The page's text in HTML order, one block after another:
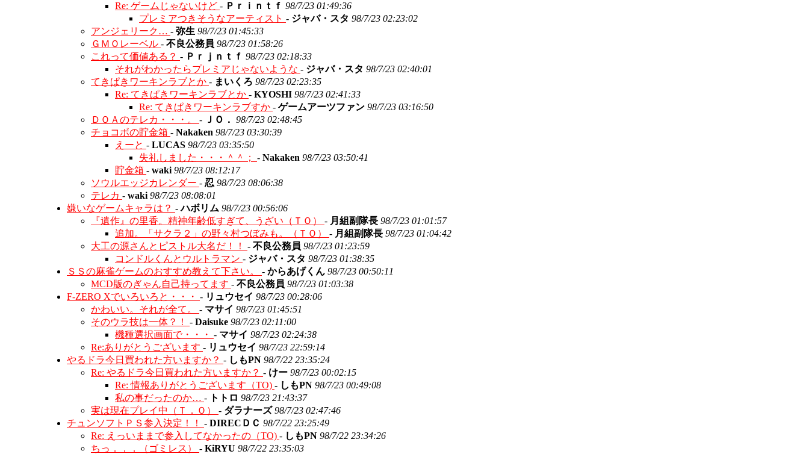
Re: ゲームじゃないけど - Ｐｒｉｎｔｆ 98/7/23 01:49:36
プレミアつきそうなアーティスト - ジャバ・スタ 98/7/23 02:23:02
アンジェリーク… - 弥生 98/7/23 01:45:33
ＧＭＯレーベル - 不良公務員 98/7/23 01:58:26
これって価値ある？ - Ｐｒｊｎｔｆ 98/7/23 02:18:33
それがわかったらプレミアじゃないような - ジャバ・スタ 98/7/23 02:40:01
てきぱきワーキンラブとか - まいくろ 98/7/23 02:23:35
Re: てきぱきワーキンラブとか - KYOSHI 98/7/23 02:41:33
Re: てきぱきワーキンラブすか - ゲームアーツファン 98/7/23 03:16:50
ＤＯＡのテレカ・・・。 - ＪＯ． 98/7/23 02:48:45
チョコボの貯金箱 - Nakaken 98/7/23 03:30:39
えーと - LUCAS 98/7/23 03:35:50
失礼しました・・・＾＾； - Nakaken 98/7/23 03:50:41
貯金箱 - waki 98/7/23 08:12:17
ソウルエッジカレンダー - 忍 98/7/23 08:06:38
テレカ - waki 98/7/23 08:08:01
嫌いなゲームキャラは？ -ハボリム 98/7/23 00:56:06
『遺作』の里香。精神年齢低すぎて、うざい（ＴＯ） - 月組副隊長 98/7/23 01:01:57
追加。「サクラ２」の野々村つぼみも。（ＴＯ） - 月組副隊長 98/7/23 01:04:42
大工の源さんとピストル大名だ！！ - 不良公務員 98/7/23 01:23:59
コンドルくんとウルトラマン - ジャバ・スタ 98/7/23 01:38:35
ＳＳの麻雀ゲームのおすすめ教えて下さい。 - からあげくん 98/7/23 00:50:11
MCD版のぎゃん自己持ってます - 不良公務員 98/7/23 01:03:38
F-ZERO Xでいろいろと・・・ - リュウセイ 98/7/23 00:28:06
かわいい。それが全て。 - マサイ 98/7/23 01:45:51
そのウラ技は一体？！ - Daisuke 98/7/23 02:11:00
機種選択画面で・・・ - マサイ 98/7/23 02:24:38
Re:ありがとうございます - リュウセイ 98/7/23 22:59:14
やるドラ今日買われた方いますか？ - しもPN 98/7/22 23:35:24
Re: やるドラ今日買われた方いますか？ - けー 98/7/23 00:02:15
Re: 情報ありがとうございます（TO) - しもPN 98/7/23 00:49:08
私の事だったのか… - トトロ 98/7/23 21:43:37
実は現在プレイ中（Ｔ．Ｏ） - ダラナーズ98/7/23 02:47:46
チュンソフトＰＳ参入決定！！ - DIRECＤＣ 98/7/22 23:25:49
Re: えっいままで参入してなかったの（TO) - しもPN 98/7/22 23:34:26
ちっ．．．（ゴミレス） - KiRYU 98/7/22 23:35:03